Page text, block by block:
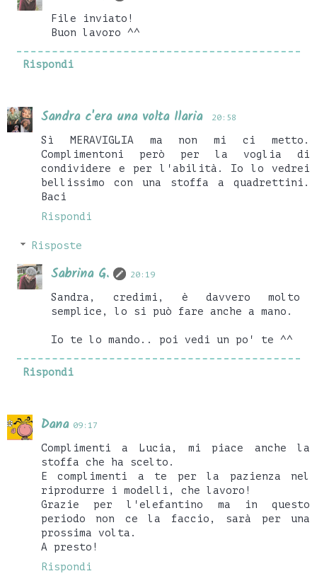
File inviato!
Buon lavoro ^^
Rispondi
Sandra c'era una volta Ilaria 20:58
Sì MERAVIGLIA ma non mi ci metto.
Complimentoni però per la voglia di
condividere e per l'abilità. Io lo vedrei
bellissimo con una stoffa a quadrettini.
Baci
Rispondi
Risposte
Sabrina G. 20:19
Sandra, credimi, è davvero molto
semplice, lo si può fare anche a mano.
Io te lo mando.. poi vedi un po' te ^^
Rispondi
Dana 09:17
Complimenti a Lucia, mi piace anche la
stoffa che ha scelto.
E complimenti a te per la pazienza nel
riprodurre i modelli, che lavoro!
Grazie per l'elefantino ma in questo
periodo non ce la faccio, sarà per una
prossima volta.
A presto!
Rispondi